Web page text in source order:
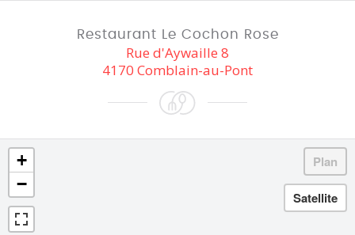
Restaurant Le Cochon Rose
Rue d'Aywaille 8
4170 Comblain-au-Pont
+
−